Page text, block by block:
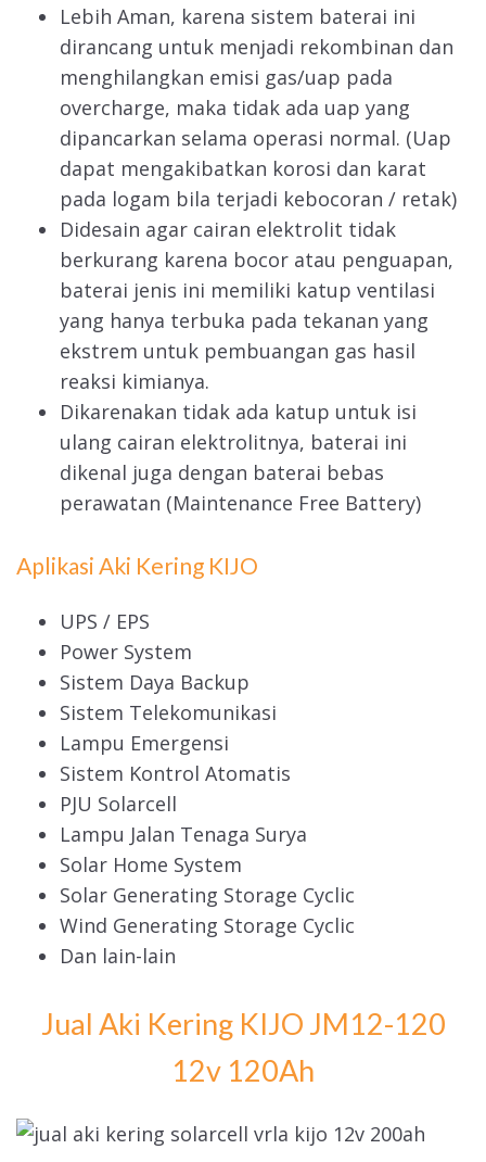
Lebih Aman, karena sistem baterai ini
dirancang untuk menjadi rekombinan dan
menghilangkan emisi gas/uap pada
overcharge, maka tidak ada uap yang
dipancarkan selama operasi normal. (Uap
dapat mengakibatkan korosi dan karat
pada logam bila terjadi kebocoran / retak)
Didesain agar cairan elektrolit tidak
berkurang karena bocor atau penguapan,
baterai jenis ini memiliki katup ventilasi
yang hanya terbuka pada tekanan yang
ekstrem untuk pembuangan gas hasil
reaksi kimianya.
Dikarenakan tidak ada katup untuk isi
ulang cairan elektrolitnya, baterai ini
dikenal juga dengan baterai bebas
perawatan (Maintenance Free Battery)
Aplikasi Aki Kering KIJO
UPS / EPS
Power System
Sistem Daya Backup
Sistem Telekomunikasi
Lampu Emergensi
Sistem Kontrol Atomatis
PJU Solarcell
Lampu Jalan Tenaga Surya
Solar Home System
Solar Generating Storage Cyclic
Wind Generating Storage Cyclic
Dan lain-lain
Jual Aki Kering KIJO JM12-120
12v 120Ah